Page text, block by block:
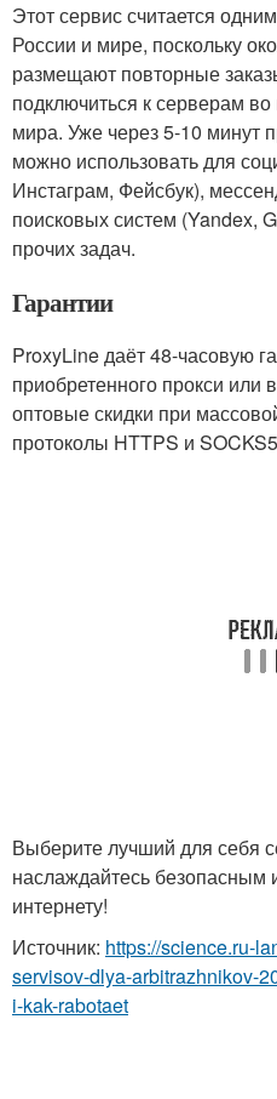
Этот сервис считается
России и мире, поскольку
размещают повторные
подключиться к серверам
мира. Уже через 5-10 минут
можно использовать для
Инстаграм, Фейсбук),
поисковых систем (Yandex,
прочих задач.
Гарантии
ProxyLine даёт 48-часовую
приобретенного прокси или
оптовые скидки при
протоколы HTTPS и
Выберите лучший для себя
наслаждайтесь безопасным
интернету!
Источник: https://science.ru-
servisov-dlya-arbitrazhnikov-
i-kak-rabotaet